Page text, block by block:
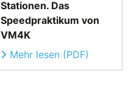
Stationen. Das
Speedpraktikum von
VM4K
Mehr lesen (PDF)